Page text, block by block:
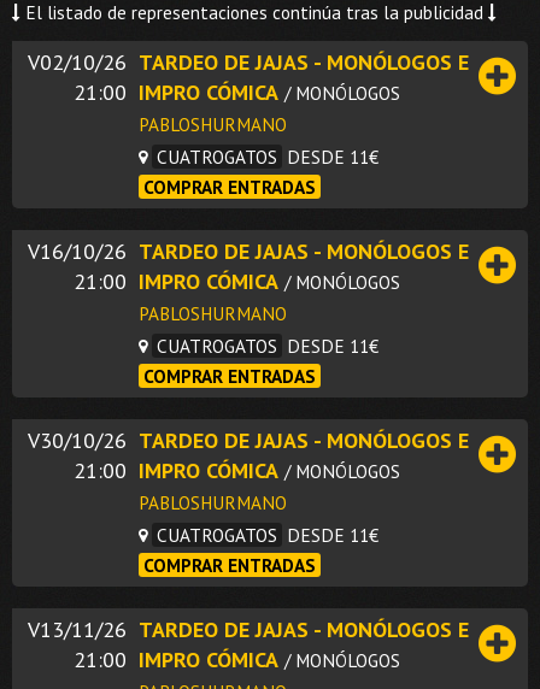
El listado de representaciones continúa tras la publicidad
V02/10/26
21:00
TARDEO DE JAJAS - MONÓLOGOS E
IMPRO CÓMICA / MONÓLOGOS
PABLOSHURMANO
CUATROGATOS DESDE 11€
COMPRAR ENTRADAS
V16/10/26
21:00
TARDEO DE JAJAS - MONÓLOGOS E
IMPRO CÓMICA / MONÓLOGOS
PABLOSHURMANO
CUATROGATOS DESDE 11€
COMPRAR ENTRADAS
V30/10/26
21:00
TARDEO DE JAJAS - MONÓLOGOS E
IMPRO CÓMICA / MONÓLOGOS
PABLOSHURMANO
CUATROGATOS DESDE 11€
COMPRAR ENTRADAS
V13/11/26
21:00
TARDEO DE JAJAS - MONÓLOGOS E
IMPRO CÓMICA / MONÓLOGOS